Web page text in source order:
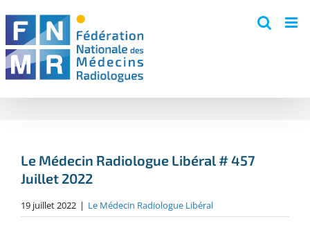
content
Le Médecin Radiologue Libéral # 457
Juillet 2022
19 juillet 2022 | Le Médecin Radiologue Libéral